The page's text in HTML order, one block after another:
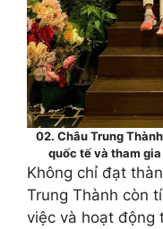
02. Châu Trung
quốc tế và tham
Không chỉ đạt
Trung Thành còn
việc và hoạt động